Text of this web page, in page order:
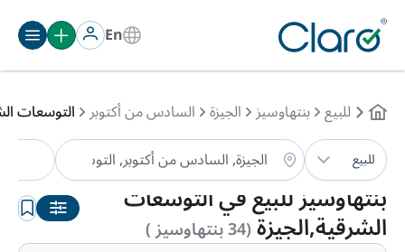
En
للبيع بنتهاوسيز الجيزة السادس من أكتوبر التوسعات
للبيع
بنتهاوسيز للبيع في التوسعات
الشرقية,الجيزة(34 بنتهاوسيز )
الترتيب:تلقائي